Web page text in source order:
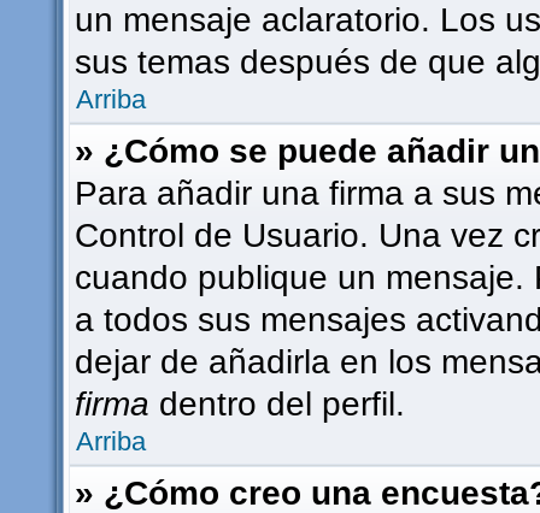
un mensaje aclaratorio. Los
sus temas después de que
Arriba
» ¿Cómo se puede añadir
Para añadir una firma a sus
Control de Usuario. Una vez
cuando publique un
a todos sus mensajes
dejar de añadirla en los
firma dentro del perfil.
Arriba
» ¿Cómo creo una